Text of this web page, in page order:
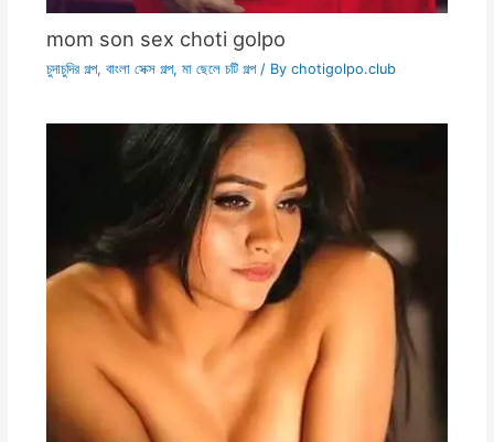
mom son sex choti golpo
চুদাচুদির গল্প, বাংলা সেক্স গল্প, মা ছেলে চটি গল্প/ By chotigolpo.club